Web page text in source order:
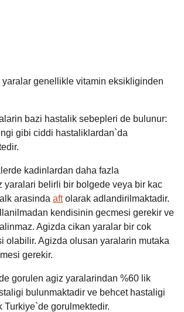
genellikle vitamin eksikliginden
bazi hastalik sebepleri de bulunur:
gibi ciddi hastaliklardan`da
kadinlardan daha fazla
yaralari belirli bir bolgede veya bir kac
arasinda aftolarak adlandirilmaktadir.
kendisinin gecmesi gerekir ve
Agizda cikan yaralar bir cok
olabilir. Agizda olusan yaralarin mutaka
gerekir.
gorulen agiz yaralarindan %60 lik
bulunmaktadir ve behcet hastaligi
Turkiye`de gorulmektedir.